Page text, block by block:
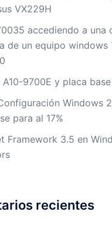
VX229H
accediendo a una
de un equipo windows
A10-9700E y placa
Windows
para al 17%
Framework 3.5 en
recientes